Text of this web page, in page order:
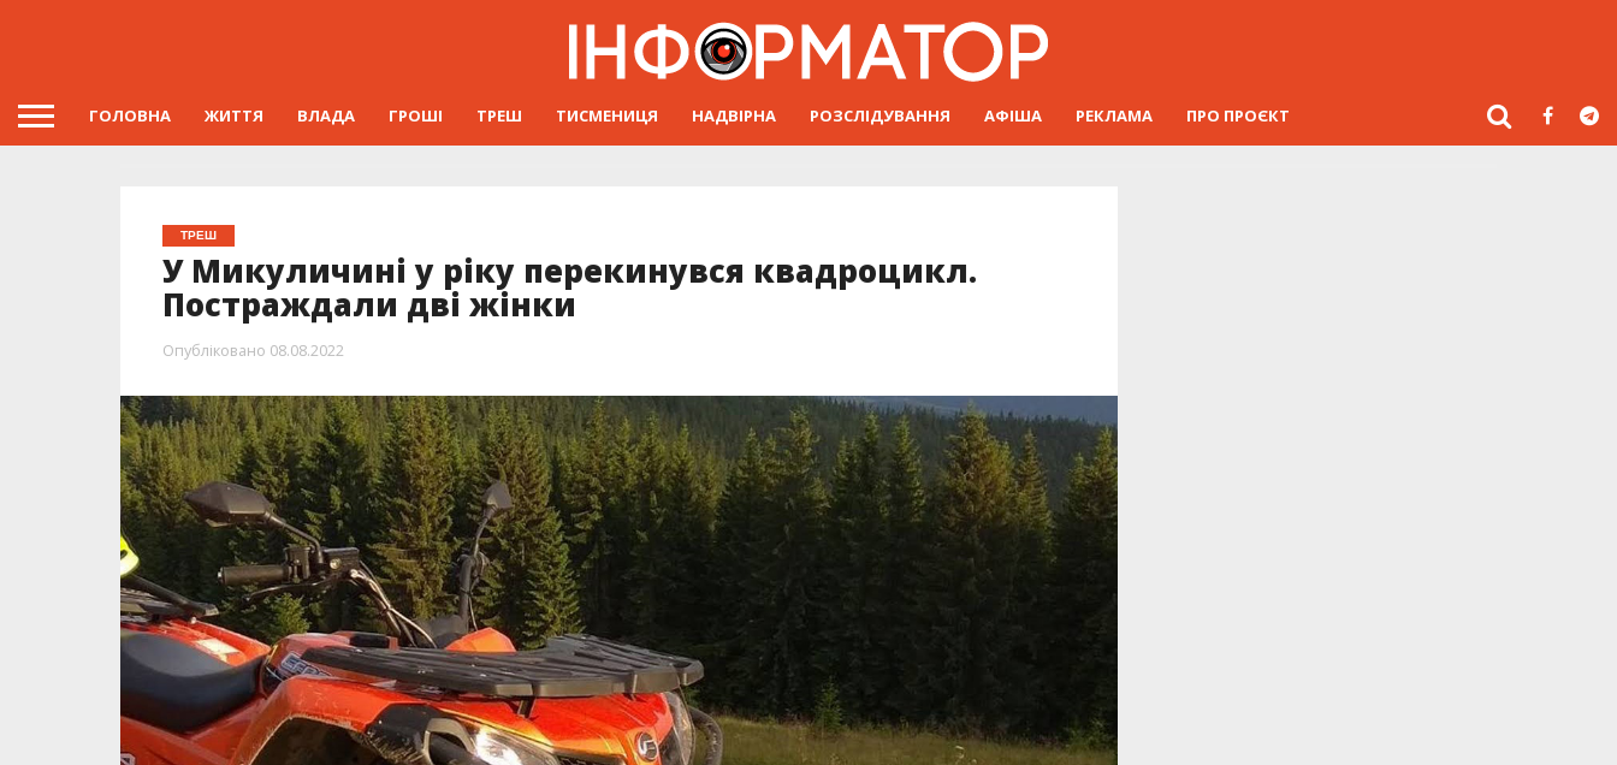
ГОЛОВНА ЖИТТЯ ВЛАДА ГРОШІ ТРЕШ ТИСМЕНИЦЯ НАДВІРНА РОЗСЛІДУВАННЯ АФІША РЕКЛАМА ПРО ПРОЄКТ
ТРЕШ
У Микуличині у ріку перекинувся квадроцикл.
Постраждали дві жінки
Опубліковано 08.08.2022